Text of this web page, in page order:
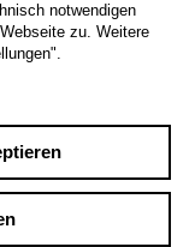
notwendigen
zu. Weitere